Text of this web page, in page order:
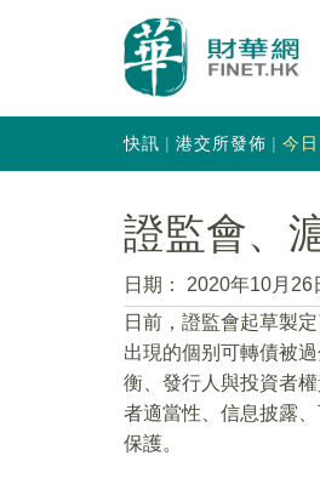
快訊 港交所發佈 今
證監會、
日期：
2020年10月26
日前，證監會起草製
出現的個别可轉債被
衡、發行人與投資者
者適當性、信息披露
保護。